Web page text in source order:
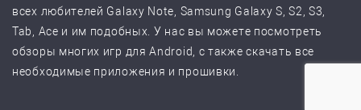
всех любителей Galaxy Note, Samsung Galaxy S, S2, S3,
Tab, Ace и им подобных. У нас вы можете посмотреть
обзоры многих игр для Android, с также скачать все
необходимые приложения и прошивки.